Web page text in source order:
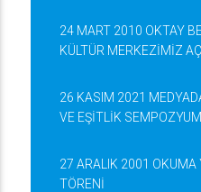
24 MART 2010 OKTAY
KÜLTÜR MERKEZİMİZ
26 KASIM 2021
VE EŞİTLİK
27 ARALIK 2001 OKUMA
TÖRENİ